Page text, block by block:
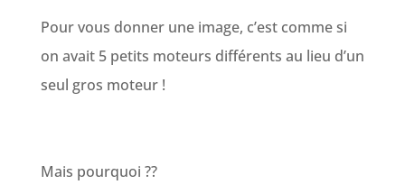
Pour vous donner une image, c’est comme si
on avait 5 petits moteurs différents au lieu d’un
seul gros moteur !
Mais pourquoi ??